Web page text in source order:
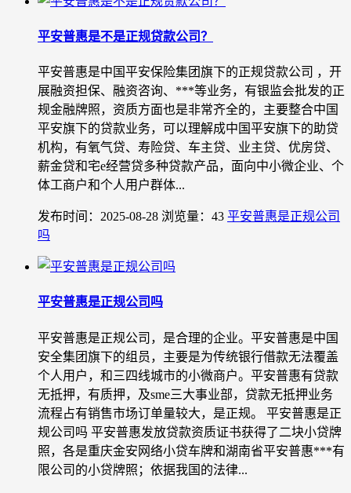
平安普惠是不是正规贷款公司？
平安普惠是中国平安保险集团旗下的正规贷款公司 ，开
展融资担保、融资咨询、***等业务，有银监会批发的正
规金融牌照，资质方面也是非常齐全的，主要整合中国
平安旗下的贷款业务，可以理解成中国平安旗下的助贷
机构，有氧气贷、寿险贷、车主贷、业主贷、优房贷、
薪金贷和宅e经营贷多种贷款产品，面向中小微企业、个
体工商户和个人用户群体...
发布时间：2025-08-28 浏览量：43 平安普惠是正规公司
吗
平安普惠是正规公司吗
平安普惠是正规公司，是合理的企业。平安普惠是中国
安全集团旗下的组员，主要是为传统银行借款无法覆盖
个人用户，和三四线城市的小微商户。平安普惠有贷款
无抵押，有质押，及sme三大事业部，贷款无抵押业务
流程占有销售市场订单量较大，是正规。 平安普惠是正
规公司吗 平安普惠发放贷款资质证书获得了二块小贷牌
照，各是重庆金安网络小贷车牌和湖南省平安普惠***有
限公司的小贷牌照；依据我国的法律...